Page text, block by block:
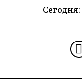
Сегодня: